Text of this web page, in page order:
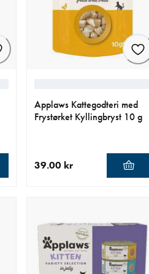
Applaws Kattegodteri med
Frystørket Kyllingbryst 10 g
39.00 kr